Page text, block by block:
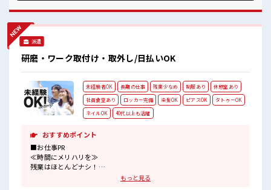
しいことにチャレンジするのは不安だけど、 しっかり働く環
境が整っています！ イチからスキルUP・ステップUP目指し
雰囲気 少人数の職場でこじんまり。 職場の仲間との交流もで
きちゃうかも？ 20代活躍中のフレッシュな職場です☆ ロッカ
ーあり！ 安心してお仕事に集中♪
派遣
研磨・ワーク取付け・取外し/日払いOK
未経験者OK 長期の仕事 残業少なめ 制服あり
休憩室あり
社員食堂あり
ロッカー完備 染髪OK ピアスOK
タトゥーOK
ネイルOK
40代以上も活躍
おすすめポイント
■お仕事PR
≪時間にメリハリを≫
残業はほとんどナシ！
場合によってはお願いすることもあります♪
もっと見る